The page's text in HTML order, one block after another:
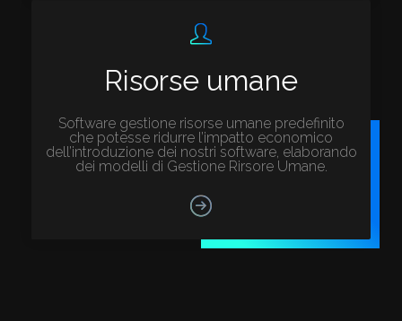
Risorse umane
Software gestione risorse umane predefinito
che potesse ridurre l’impatto economico
dell’introduzione dei nostri software, elaborando
dei modelli di Gestione Rirsore Umane.